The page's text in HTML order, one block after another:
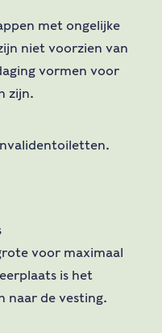
met ongelijke
niet voorzien van
vormen voor
zijn.
voor maximaal
is het
naar de vesting.